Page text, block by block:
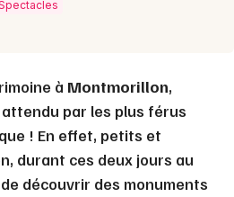
à Montmorillon,
par les plus férus
! En effet, petits et
durant ces deux jours au
découvrir des monuments